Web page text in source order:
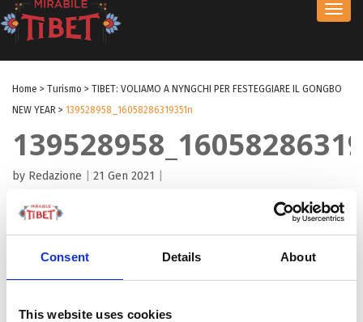
Consent Details About
This website uses cookies
Home > Turismo > TIBET: VOLIAMO A NYNGCHI PER FESTEGGIARE IL GONGBO
NEW YEAR > 139528958_16058286319351n
by Redazione 21 Gen 2021